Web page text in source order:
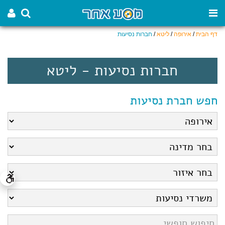
דף הבית/ אירופה/ ליטא/ חברות נסיעות
חברות נסיעות - ליטא
חפש חברת נסיעות